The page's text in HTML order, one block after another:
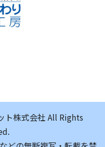
株式会社 All Rights